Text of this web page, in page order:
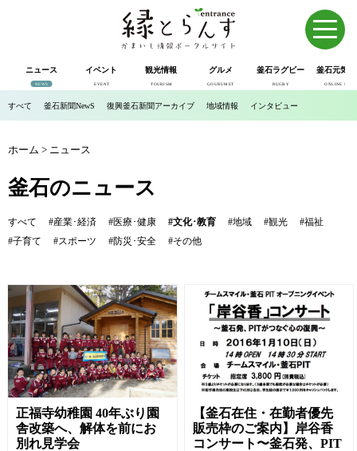
ニュース
NEWS
イベント
EVENT
観光情報
TOURISM
グルメ
GOURUMET
釜石ラグビー
RUGBY
釜石元気
ONLINE SHOP
すべて 釜石新聞NewS 復興釜石新聞アーカイブ 地域情報 インタビュー
ホーム > ニュース
釜石のニュース
すべて #産業･経済 #医療･健康 #文化･教育 #地域 #観光
#福祉
#子育て
#スポーツ #防災･安全 #その他
正福寺幼稚園 40年ぶり園
舎改築へ、解体を前にお
別れ見学会
【釜石在住・在勤者優先
販売枠のご案内】岸谷香
コンサート〜釜石発、PIT